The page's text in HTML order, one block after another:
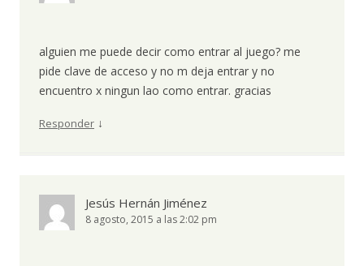
alguien me puede decir como entrar al juego? me
pide clave de acceso y no m deja entrar y no
encuentro x ningun lao como entrar. gracias
Responder ↓
Jesús Hernán Jiménez
8 agosto, 2015 a las 2:02 pm